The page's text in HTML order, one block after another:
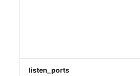
listen_ports